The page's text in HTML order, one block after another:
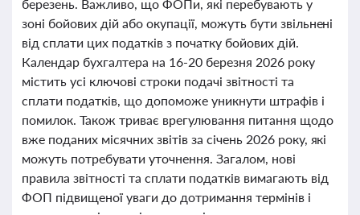
березень. Важливо, що ФОПи, які перебувають у
зоні бойових дій або окупації, можуть бути звільнені
від сплати цих податків з початку бойових дій.
Календар бухгалтера на 16-20 березня 2026 року
містить усі ключові строки подачі звітності та
сплати податків, що допоможе уникнути штрафів і
помилок. Також триває врегулювання питання щодо
вже поданих місячних звітів за січень 2026 року, які
можуть потребувати уточнення. Загалом, нові
правила звітності та сплати податків вимагають від
ФОП підвищеної уваги до дотримання термінів і